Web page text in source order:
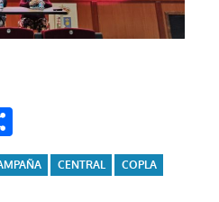
Compartir
CENTRAL
COPLA